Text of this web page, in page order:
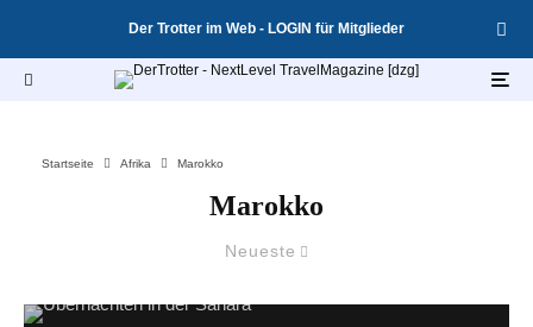
Der Trotter im Web - LOGIN für Mitglieder
Startseite Afrika Marokko
Marokko
Neueste